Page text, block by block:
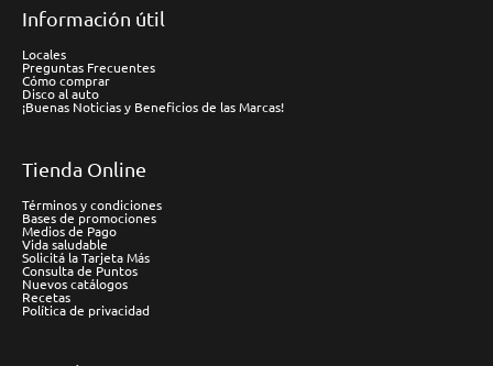
Información útil
Locales
Preguntas Frecuentes
Cómo comprar
Disco al auto
¡Buenas Noticias y Beneficios de las Marcas!
Tienda Online
Términos y condiciones
Bases de promociones
Medios de Pago
Vida saludable
Solicitá la Tarjeta Más
Consulta de Puntos
Nuevos catálogos
Recetas
Política de privacidad